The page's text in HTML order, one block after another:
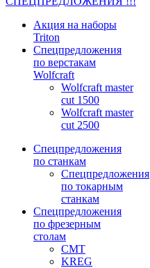
Акция на наборы
Triton
Спецпредложения
по верстакам
Wolfcraft
Wolfcraft master
cut 1500
Wolfcraft master
cut 2500
Спецпредложения
по станкам
Спецпредложения
по токарным
станкам
Спецпредложения
по фрезерным
столам
CMT
KREG